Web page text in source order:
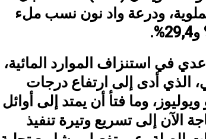
ودرعة واد نون نسب ملء
في استنزاف الموارد المائية،
الذي أدى إلى ارتفاع درجات
وما فتأ أن يمتد إلى أوائل
الآن إلى تسريع وتيرة تنفيذ